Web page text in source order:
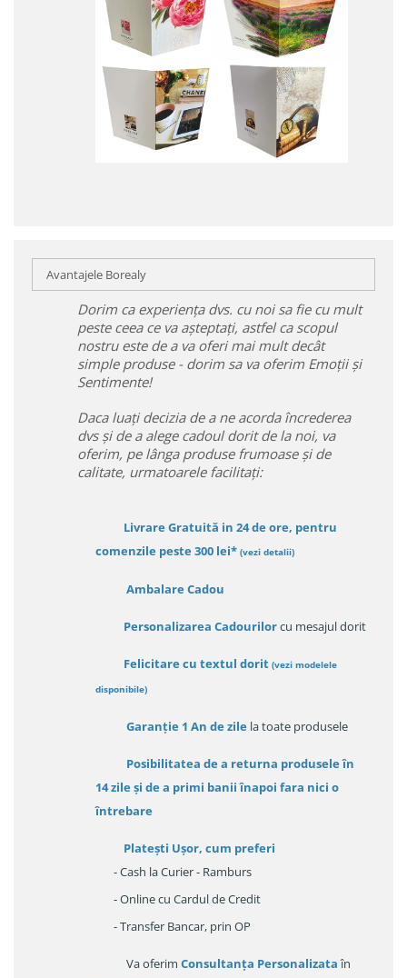
Avantajele Borealy
Dorim ca experiența dvs. cu noi sa fie cu mult
peste ceea ce va așteptați, astfel ca scopul
nostru este de a va oferi mai mult decât
simple produse - dorim sa va oferim Emoții și
Sentimente!
Daca luați decizia de a ne acorda încrederea
dvs și de a alege cadoul dorit de la noi, va
oferim, pe lânga produse frumoase și de
calitate, urmatoarele facilitați:
Livrare Gratuită in 24 de ore, pentru
comenzile peste 300 lei* (vezi detalii)
Ambalare Cadou
Personalizarea Cadourilorcu mesajul dorit
Felicitare cu textul dorit (vezi modelele
disponibile)
Garanție 1 An de zile la toate produsele
Posibilitatea de a returna produsele în
14 zileși de a primi banii înapoi fara nici o
întrebare
Platești Ușor, cum preferi
- Cash la Curier - Ramburs
- Online cu Cardul de Credit
- Transfer Bancar, prin OP
Va oferim Consultanța Personalizataîn